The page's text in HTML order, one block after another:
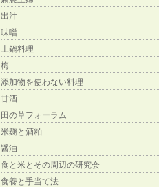
出汁
味噌
土鍋料理
梅
添加物を使わない料理
甘酒
田の草フォーラム
米麹と酒粕
醤油
食と米とその周辺の研究会
食養と手当て法